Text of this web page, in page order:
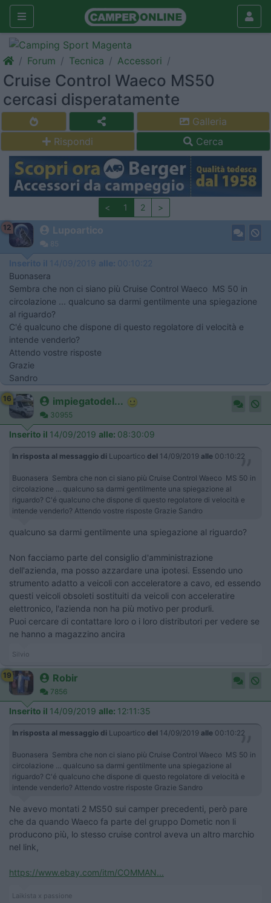
Forum Tecnica Accessori
Cruise Control Waeco MS50
cercasi disperatamente
Galleria
Rispondi
Cerca
< 1 2 >
12 Lupoartico
85
Inserito il 14/09/2019 alle: 00:10:22
Buonasera
Sembra che non ci siano più Cruise Control Waeco MS 50 in
circolazione ... qualcuno sa darmi gentilmente una spiegazione
al riguardo?
C'é qualcuno che dispone di questo regolatore di velocità e
intende venderlo?
Attendo vostre risposte
Grazie
Sandro
16 impiegatodel...
30955
Inserito il 14/09/2019 alle: 08:30:09
In risposta al messaggio di Lupoartico del 14/09/2019 alle 00:10:22
Buonasera Sembra che non ci siano più Cruise Control Waeco MS 50 in
circolazione ... qualcuno sa darmi gentilmente una spiegazione al
riguardo? C'é qualcuno che dispone di questo regolatore di velocità e
intende venderlo? Attendo vostre risposte Grazie Sandro
qualcuno sa darmi gentilmente una spiegazione al riguardo?
Non facciamo parte del consiglio d'amministrazione
dell'azienda, ma posso azzardare una ipotesi. Essendo uno
strumento adatto a veicoli con acceleratore a cavo, ed essendo
questi veicoli obsoleti sostituiti da veicoli con acceleratire
elettronico, l'azienda non ha più motivo per produrli.
Puoi cercare di contattare loro o i loro distributori per vedere se
ne hanno a magazzino ancira
Silvio
19 Robir
7856
Inserito il 14/09/2019 alle: 12:11:35
In risposta al messaggio di Lupoartico del 14/09/2019 alle 00:10:22
Buonasera Sembra che non ci siano più Cruise Control Waeco MS 50 in
circolazione ... qualcuno sa darmi gentilmente una spiegazione al
riguardo? C'é qualcuno che dispone di questo regolatore di velocità e
intende venderlo? Attendo vostre risposte Grazie Sandro
Ne avevo montati 2 MS50 sui camper precedenti, però pare
che da quando Waeco fa parte del gruppo Dometic non li
producono più, lo stesso cruise control aveva un altro marchio
nel link,
https://www.ebay.com/itm/COMMAN...
Laikista x passione